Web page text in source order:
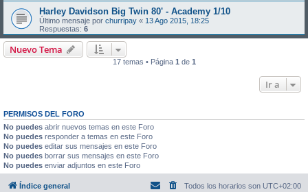
Harley Davidson Big Twin 80' - Academy 1/10
Último mensaje por churripay « 13 Ago 2015, 18:25
Respuestas: 6
Nuevo Tema
17 temas • Página 1 de 1
Ir a
PERMISOS DEL FORO
No puedes abrir nuevos temas en este Foro
No puedes responder a temas en este Foro
No puedes editar sus mensajes en este Foro
No puedes borrar sus mensajes en este Foro
No puedes enviar adjuntos en este Foro
Índice general Todos los horarios son UTC+02:00